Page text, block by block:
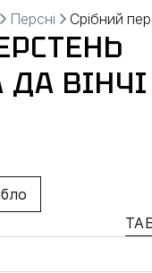
Персні Срібний
ВІНЧІ